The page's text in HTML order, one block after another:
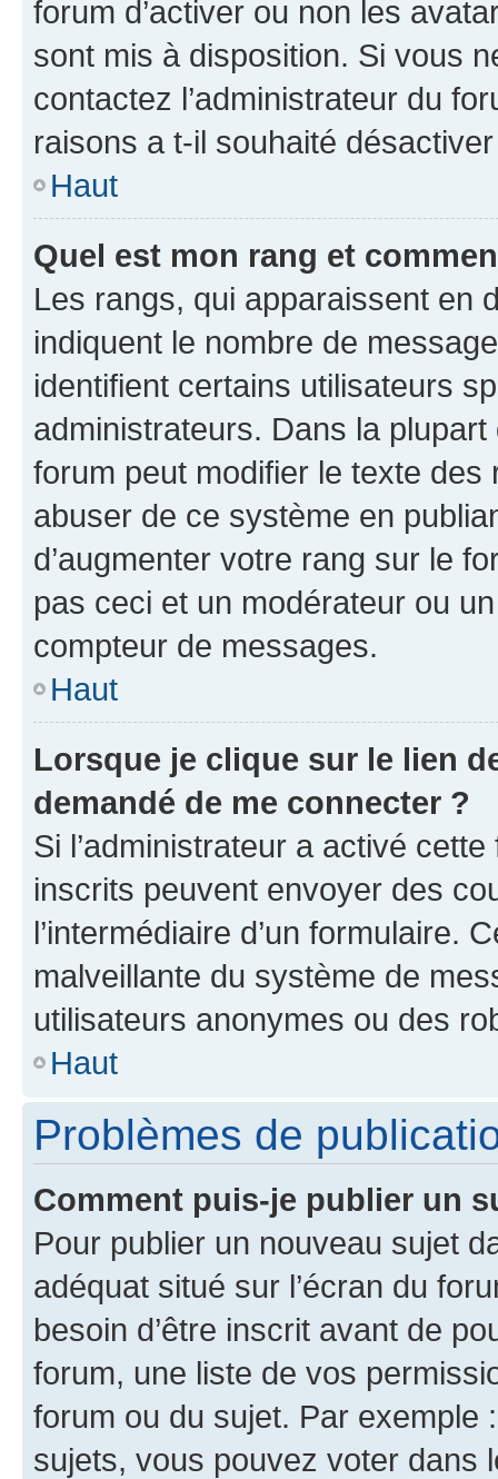
forum d’activer ou non les
sont mis à disposition. Si vous
contactez l’administrateur du
raisons a t-il souhaité
Haut
Quel est mon rang et
Les rangs, qui apparaissent en
indiquent le nombre de
identifient certains utilisateurs
administrateurs. Dans la
forum peut modifier le texte
abuser de ce système en
d’augmenter votre rang sur le
pas ceci et un modérateur ou
compteur de messages.
Haut
Lorsque je clique sur le lien
demandé de me connecter ?
Si l’administrateur a activé
inscrits peuvent envoyer des
l’intermédiaire d’un formulaire.
malveillante du système de
utilisateurs anonymes ou des
Haut
Problèmes de
Comment puis-je publier un
Pour publier un nouveau sujet
adéquat situé sur l’écran du
besoin d’être inscrit avant de
forum, une liste de vos
forum ou du sujet. Par exemple
sujets, vous pouvez voter dans